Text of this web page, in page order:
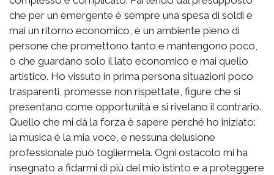
che per un emergente è sempre una spesa di soldi e
mai un ritorno economico, è un ambiente pieno di
persone che promettono tanto e mantengono poco,
o che guardano solo il lato economico e mai quello
artistico. Ho vissuto in prima persona situazioni poco
trasparenti, promesse non rispettate, figure che si
presentano come opportunità e si rivelano il contrario.
Quello che mi dà la forza è sapere perché ho iniziato:
la musica è la mia voce, e nessuna delusione
professionale può togliermela. Ogni ostacolo mi ha
insegnato a fidarmi di più del mio istinto e a proteggere